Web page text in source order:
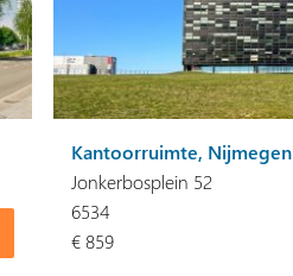
Kantoorruimte, Nijmegen
Jonkerbosplein 52
6534
€ 859